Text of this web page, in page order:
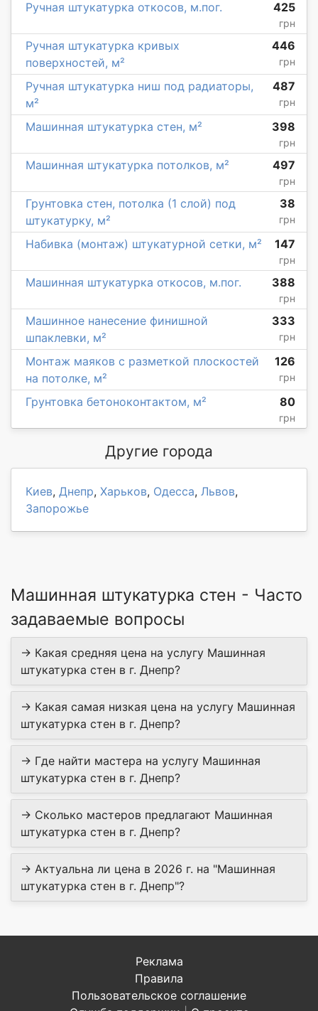
Ручная штукатурка откосов, м.пог. 425
грн
Ручная штукатурка кривых
поверхностей, м²
446
грн
Ручная штукатурка ниш под радиаторы,
м²
487
грн
Машинная штукатурка стен, м² 398
грн
Машинная штукатурка потолков, м² 497
грн
Грунтовка стен, потолка (1 слой) под
штукатурку, м²
38
грн
Набивка (монтаж) штукатурной сетки, м² 147
грн
Машинная штукатурка откосов, м.пог. 388
грн
Машинное нанесение финишной
шпаклевки, м²
333
грн
Монтаж маяков с разметкой плоскостей
на потолке, м²
126
грн
Грунтовка бетоноконтактом, м² 80
грн
Другие города
Киев, Днепр, Харьков, Одесса, Львов,
Запорожье
Машинная штукатурка стен - Часто
задаваемые вопросы
→ Какая средняя цена на услугу Машинная
штукатурка стен в г. Днепр?
→ Какая самая низкая цена на услугу Машинная
штукатурка стен в г. Днепр?
→ Где найти мастера на услугу Машинная
штукатурка стен в г. Днепр?
→ Сколько мастеров предлагают Машинная
штукатурка стен в г. Днепр?
→ Актуальна ли цена в 2026 г. на "Машинная
штукатурка стен в г. Днепр"?
Реклама
Правила
Пользовательское соглашение